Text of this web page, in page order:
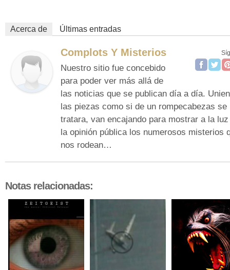
Acerca de Últimas entradas
Complots Y Misterios
Nuestro sitio fue concebido
para poder ver más allá de
las noticias que se publican día a día.
las piezas como si de un rompecabezas se
tratara, van encajando para mostrar a la luz
la opinión pública los numerosos misterios
nos rodean…
Notas relacionadas: